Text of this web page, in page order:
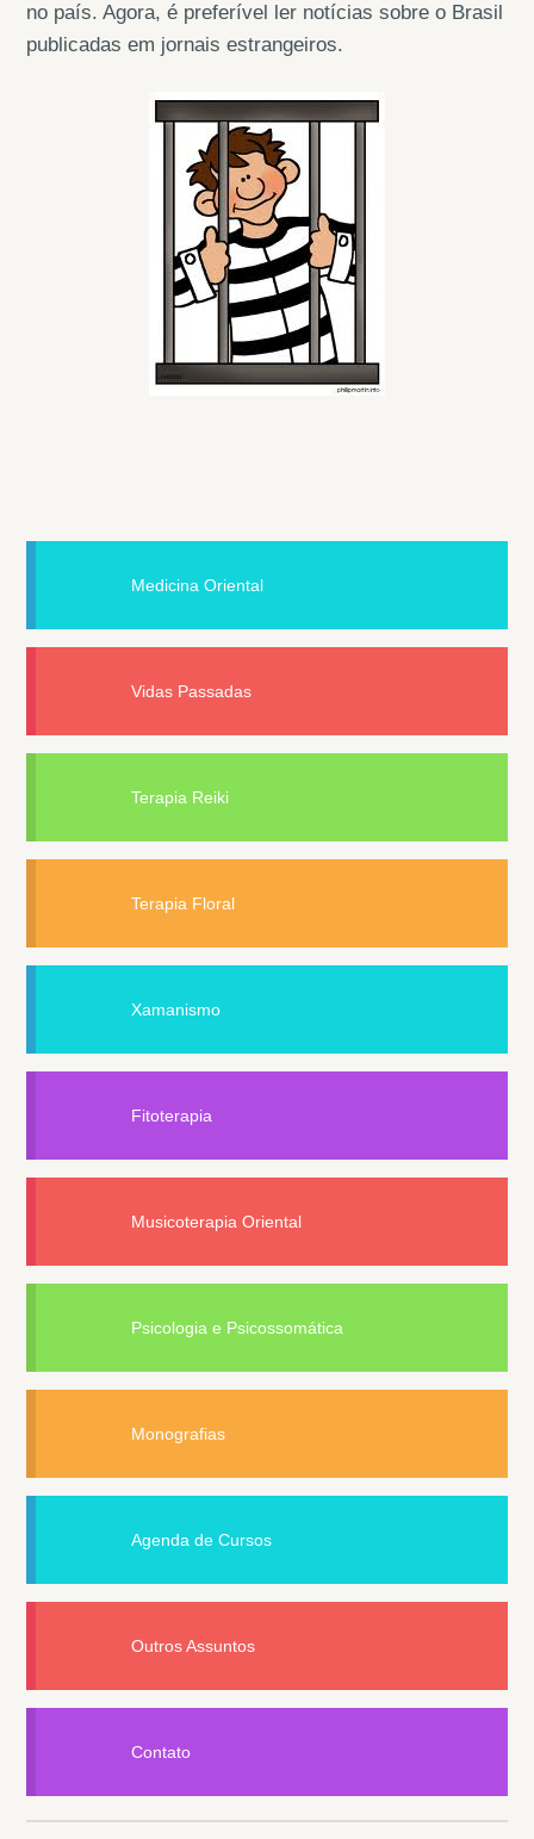
no país. Agora, é preferível ler notícias sobre o Brasil
publicadas em jornais estrangeiros.
Medicina Oriental
Vidas Passadas
Terapia Reiki
Terapia Floral
Xamanismo
Fitoterapia
Musicoterapia Oriental
Psicologia e Psicossomática
Monografias
Agenda de Cursos
Outros Assuntos
Contato